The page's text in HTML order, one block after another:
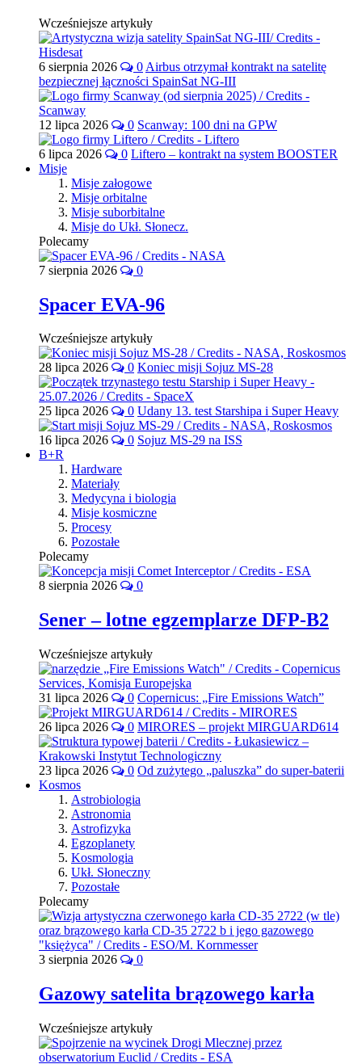
Wcześniejsze artykuły
6 sierpnia 2026 0 Airbus otrzymał kontrakt na satelitę
bezpiecznej łączności SpainSat NG-III
12 lipca 2026 0 Scanway: 100 dni na GPW
6 lipca 2026 0 Liftero – kontrakt na system BOOSTER
Misje
Misje załogowe
Misje orbitalne
Misje suborbitalne
Misje do Ukł. Słonecz.
Polecamy
7 sierpnia 2026 0
Spacer EVA-96
Wcześniejsze artykuły
28 lipca 2026 0 Koniec misji Sojuz MS-28
25 lipca 2026 0 Udany 13. test Starshipa i Super Heavy
16 lipca 2026 0 Sojuz MS-29 na ISS
B+R
Hardware
Materiały
Medycyna i biologia
Misje kosmiczne
Procesy
Pozostałe
Polecamy
8 sierpnia 2026 0
Sener – lotne egzemplarze DFP-B2
Wcześniejsze artykuły
31 lipca 2026 0 Copernicus: „Fire Emissions Watch”
26 lipca 2026 0 MIRORES – projekt MIRGUARD614
23 lipca 2026 0 Od zużytego „paluszka” do super-baterii
Kosmos
Astrobiologia
Astronomia
Astrofizyka
Egzoplanety
Kosmologia
Ukł. Słoneczny
Pozostałe
Polecamy
3 sierpnia 2026 0
Gazowy satelita brązowego karła
Wcześniejsze artykuły